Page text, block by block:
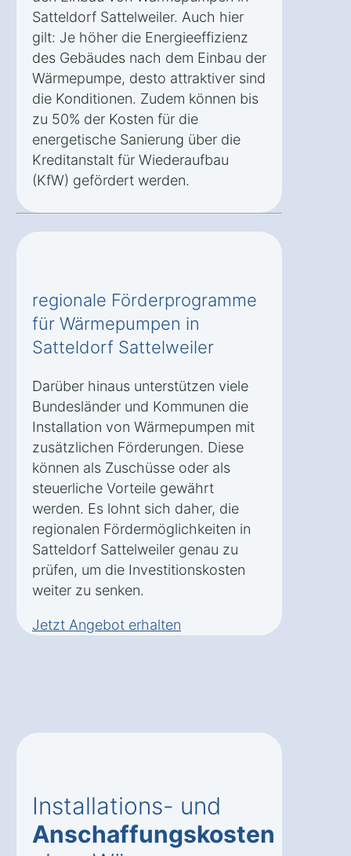
Satteldorf Sattelweiler. Auch hier
gilt: Je höher die Energieeffizienz
des Gebäudes nach dem Einbau der
Wärmepumpe, desto attraktiver sind
die Konditionen. Zudem können bis
zu 50% der Kosten für die
energetische Sanierung über die
Kreditanstalt für Wiederaufbau
(KfW) gefördert werden.
regionale Förderprogramme
für Wärmepumpen in
Satteldorf Sattelweiler
Darüber hinaus unterstützen viele
Bundesländer und Kommunen die
Installation von Wärmepumpen mit
zusätzlichen Förderungen. Diese
können als Zuschüsse oder als
steuerliche Vorteile gewährt
werden. Es lohnt sich daher, die
regionalen Fördermöglichkeiten in
Satteldorf Sattelweiler genau zu
prüfen, um die Investitionskosten
weiter zu senken.
Jetzt Angebot erhalten
Installations- und
Anschaffungskosten